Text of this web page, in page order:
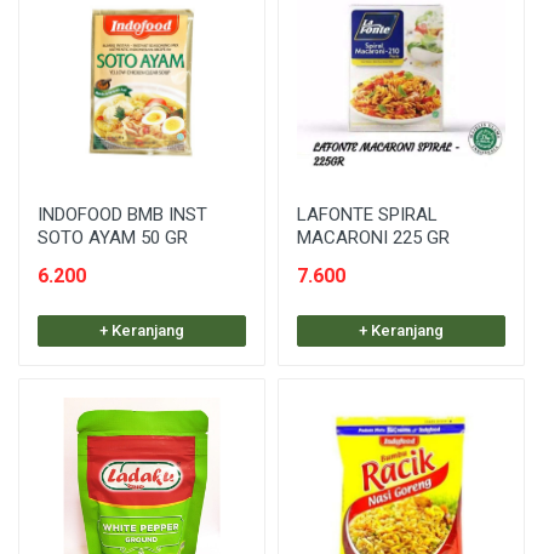
INDOFOOD BMB INST
SOTO AYAM 50 GR
6.200
+ Keranjang
LAFONTE SPIRAL
MACARONI 225 GR
7.600
+ Keranjang